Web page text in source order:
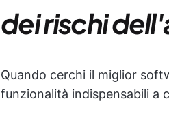
dei rischi
Quando cerchi il miglior
funzionalità indispensabili a